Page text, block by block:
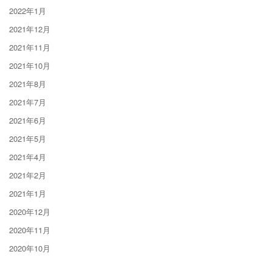
2022年1月
2021年12月
2021年11月
2021年10月
2021年8月
2021年7月
2021年6月
2021年5月
2021年4月
2021年2月
2021年1月
2020年12月
2020年11月
2020年10月